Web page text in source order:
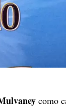
como